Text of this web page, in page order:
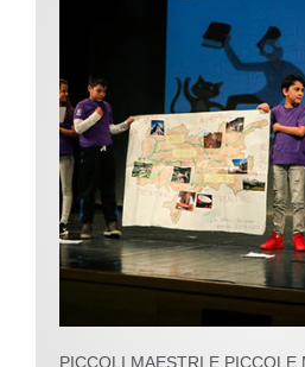
PICCOLI MAESTRI E PICCOLE